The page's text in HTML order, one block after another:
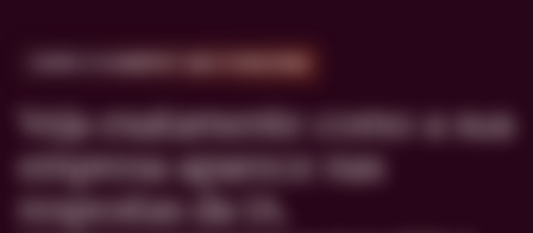
Veja exatamente como a sua
empresa aparece nas
respostas da IA.